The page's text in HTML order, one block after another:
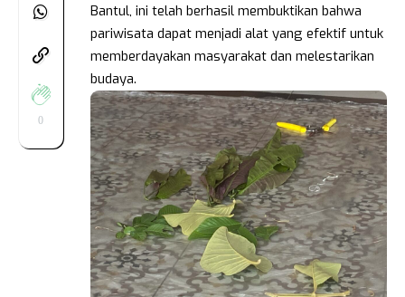
0
Bantul, ini telah berhasil membuktikan bahwa
pariwisata dapat menjadi alat yang efektif untuk
memberdayakan masyarakat dan melestarikan
budaya.